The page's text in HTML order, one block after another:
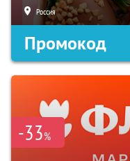
Россия
Промокод
-33%